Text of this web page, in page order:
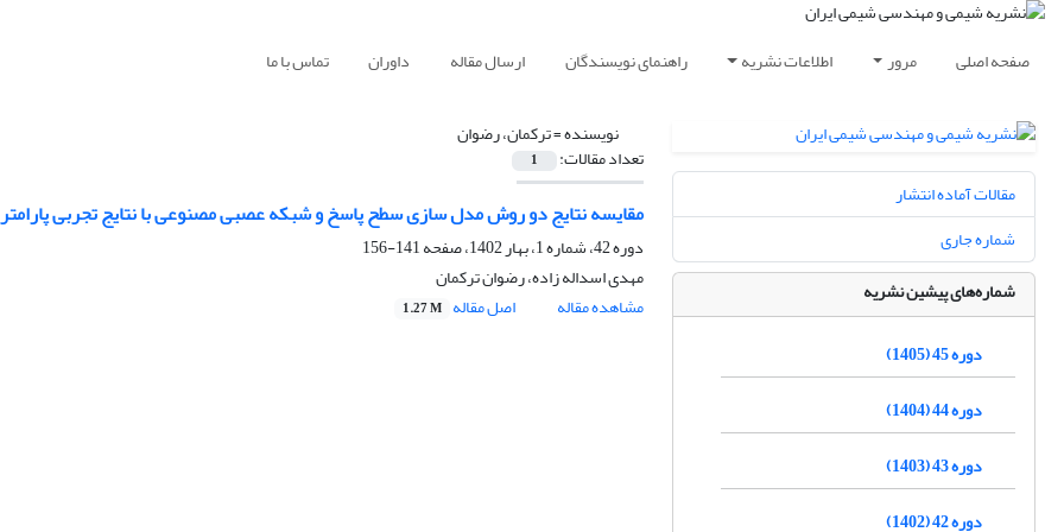
صفحه اصلی مرور اطلاعات نشریه راهنمای نویسندگان ارسال مقاله داوران تماس با ما
نویسنده =ترکمان، رضوان
تعداد مقالات: 1
مقایسه نتایج دو روش مدل سازی سطح پاسخ و شبکه‌ عصبی مصنوعی با نتایج تجربی
دوره 42، شماره 1، بهار 1402، صفحه
141-156
مهدی اسداله زاده، رضوان ترکمان
مشاهده مقاله
اصل مقاله 1.27 M
مقالات آماده انتشار
شماره جاری
شماره‌های پیشین نشریه
دوره 45 (1405)
دوره 44 (1404)
دوره 43 (1403)
دوره 42 (1402)